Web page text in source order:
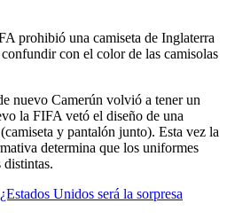
prohibió una camiseta de Inglaterra
con el color de las camisolas
nuevo Camerún volvió a tener un
la FIFA vetó el diseño de una
y pantalón junto). Esta vez la
determina que los uniformes
distintas.
Unidos será la sorpresa